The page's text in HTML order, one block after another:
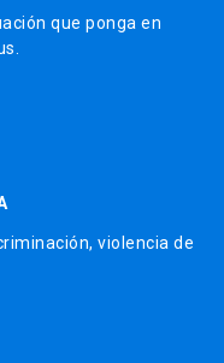
que ponga en
violencia de